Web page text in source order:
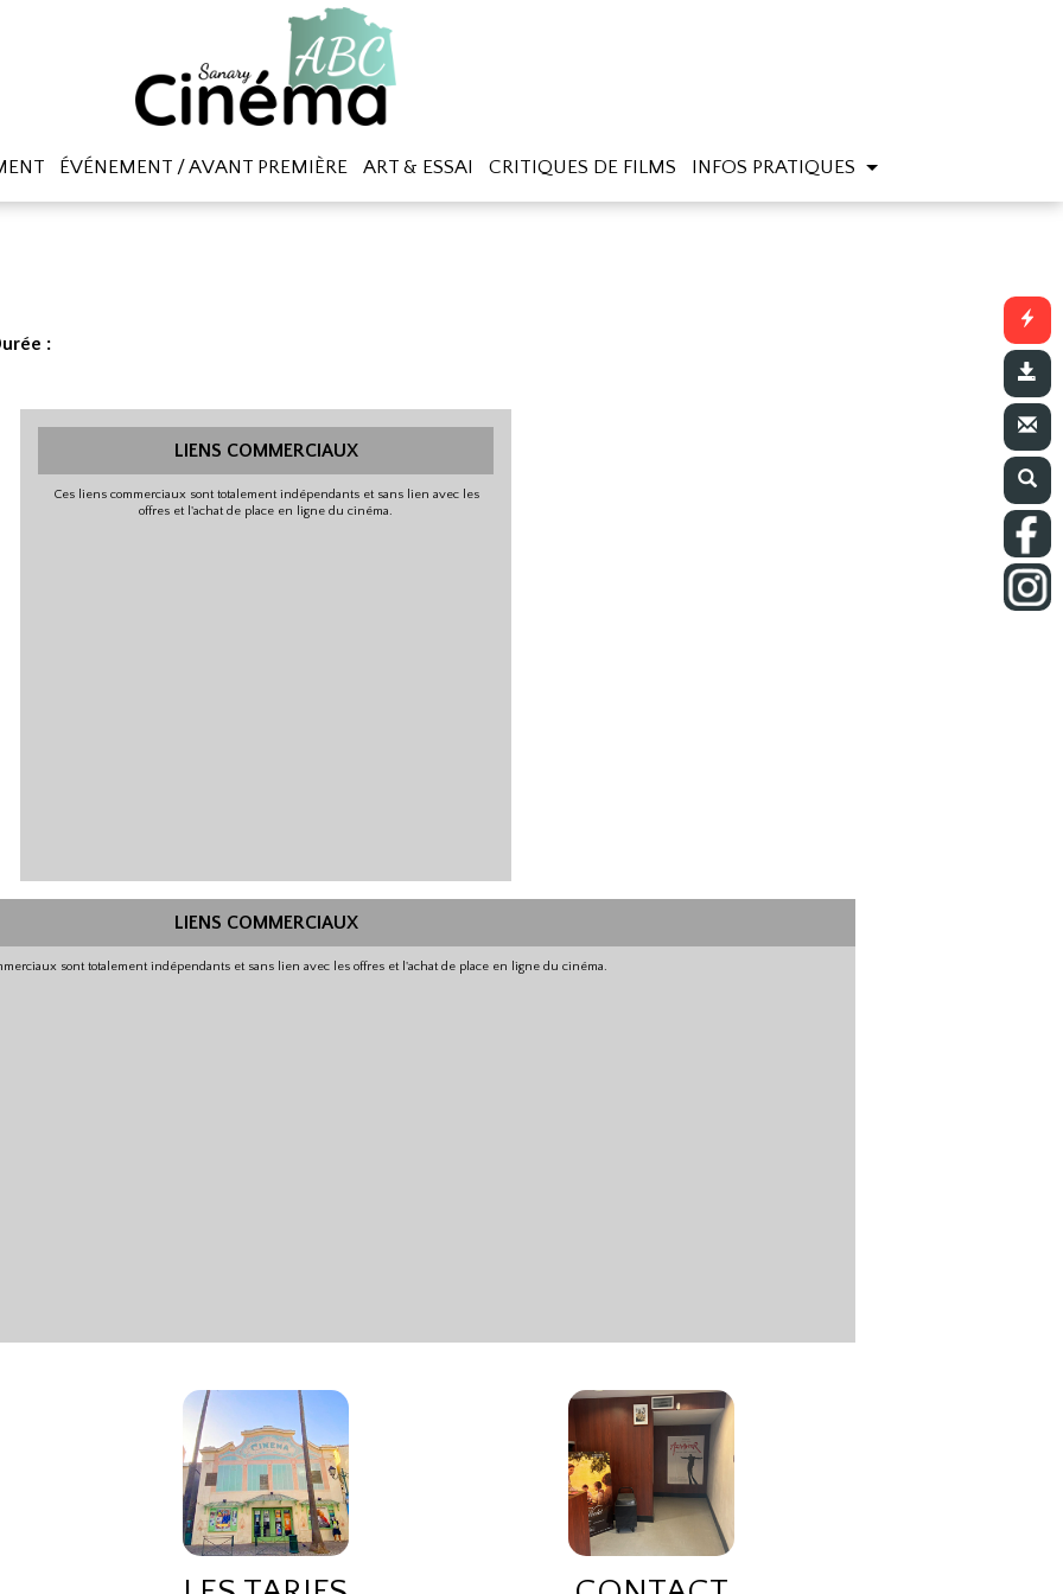
ÉVÉNEMENT / AVANT PREMIÈRE ART & ESSAI CRITIQUES DE FILMS INFOS PRATIQUES
:
LIENS COMMERCIAUX
Ces liens commerciaux sont totalement indépendants et sans lien avec les
offres et l'achat de place en ligne du cinéma.
LIENS COMMERCIAUX
sont totalement indépendants et sans lien avec les offres et l'achat de place en ligne du cinéma.